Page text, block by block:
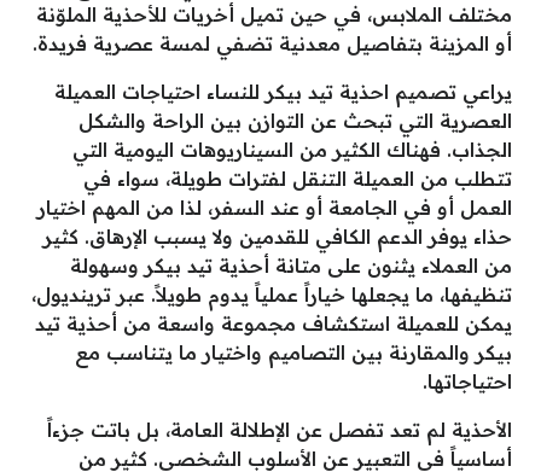
مختلف الملابس، في حين تميل أخريات للأحذية الملوّنة
أو المزينة بتفاصيل معدنية تضفي لمسة عصرية فريدة.
يراعي تصميم احذية تيد بيكر للنساء احتياجات العميلة
العصرية التي تبحث عن التوازن بين الراحة والشكل
الجذاب. فهناك الكثير من السيناريوهات اليومية التي
تتطلب من العميلة التنقل لفترات طويلة، سواء في
العمل أو في الجامعة أو عند السفر، لذا من المهم اختيار
حذاء يوفر الدعم الكافي للقدمين ولا يسبب الإرهاق. كثير
من العملاء يثنون على متانة أحذية تيد بيكر وسهولة
تنظيفها، ما يجعلها خياراً عملياً يدوم طويلاً. عبر ترينديول،
يمكن للعميلة استكشاف مجموعة واسعة من أحذية تيد
بيكر والمقارنة بين التصاميم واختيار ما يتناسب مع
احتياجاتها.
الأحذية لم تعد تفصل عن الإطلالة العامة، بل باتت جزءاً
أساسياً في التعبير عن الأسلوب الشخصي. كثير من